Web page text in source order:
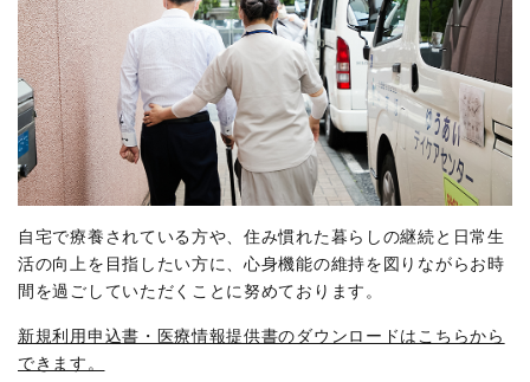
自宅で療養されている方や、住み慣れた暮らしの継続と日常生
活の向上を目指したい方に、心身機能の維持を図りながらお時
間を過ごしていただくことに努めております。
新規利用申込書・医療情報提供書のダウンロードはこちらから
できます。